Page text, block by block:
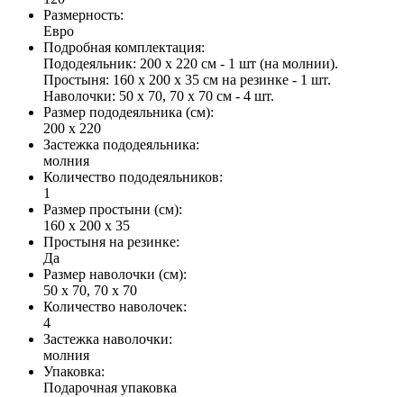
Размерность:
Евро
Подробная комплектация:
Пододеяльник: 200 х 220 см - 1 шт (на молнии).
Простыня: 160 х 200 х 35 см на резинке - 1 шт.
Наволочки: 50 х 70, 70 х 70 см - 4 шт.
Размер пододеяльника (см):
200 х 220
Застежка пододеяльника:
молния
Количество пододеяльников:
1
Размер простыни (см):
160 х 200 х 35
Простыня на резинке:
Да
Размер наволочки (см):
50 х 70, 70 х 70
Количество наволочек:
4
Застежка наволочки:
молния
Упаковка:
Подарочная упаковка